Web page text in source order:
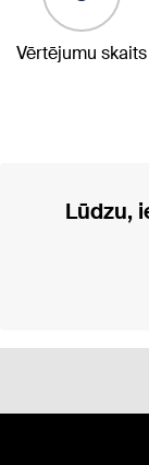
Vērtējumu skaits
Lūdzu,